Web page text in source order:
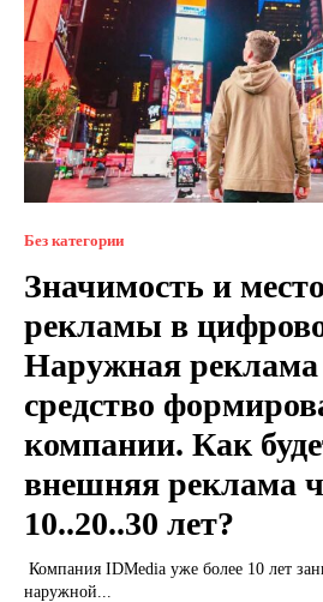
Без категории
Значимость и
рекламы в
Наружная реклама
средство
компании. Как
внешняя реклама
10..20..30 лет?
Компания IDMedia уже более 10 лет
наружной...